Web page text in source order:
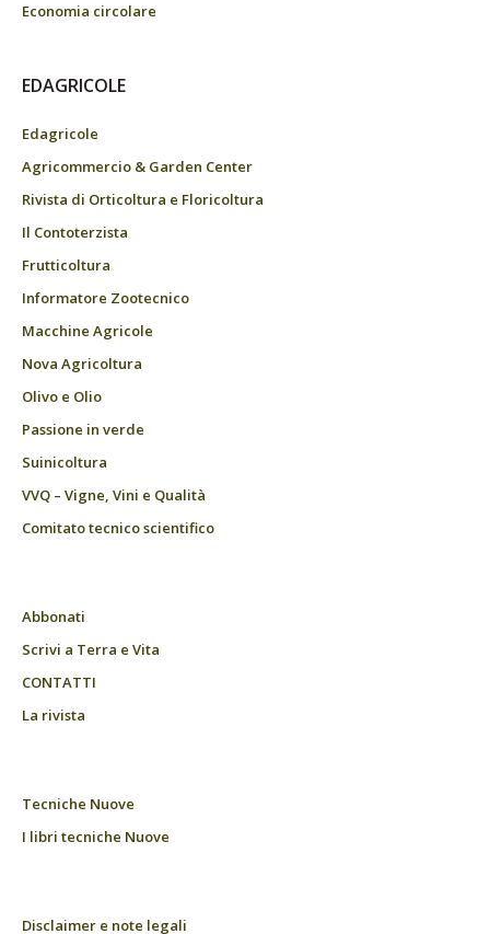
Economia circolare
EDAGRICOLE
Edagricole
Agricommercio & Garden Center
Rivista di Orticoltura e Floricoltura
Il Contoterzista
Frutticoltura
Informatore Zootecnico
Macchine Agricole
Nova Agricoltura
Olivo e Olio
Passione in verde
Suinicoltura
VVQ – Vigne, Vini e Qualità
Comitato tecnico scientifico
Abbonati
Scrivi a Terra e Vita
CONTATTI
La rivista
Tecniche Nuove
I libri tecniche Nuove
Disclaimer e note legali